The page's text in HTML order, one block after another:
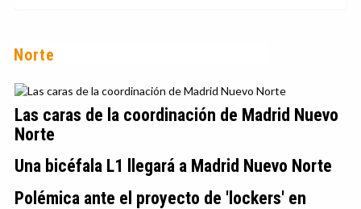
Norte
Las caras de la coordinación de Madrid Nuevo
Norte
Una bicéfala L1 llegará a Madrid Nuevo Norte
Polémica ante el proyecto de 'lockers' en